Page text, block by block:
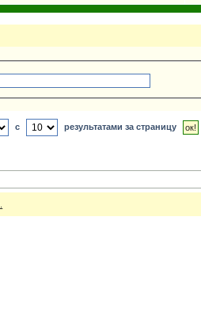
с результатами за страницу